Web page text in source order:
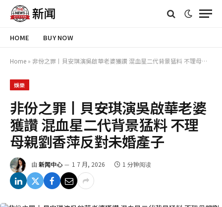
HOME BUY NOW
Home » 非份之罪丨貝安琪演吳啟華老婆獲讚 混血星二代背景猛料 不理母親劉香萍反對未婚產子
娛樂
非份之罪丨貝安琪演吳啟華老婆
獲讚 混血星二代背景猛料 不理
母親劉香萍反對未婚產子
由 新闻中心 1 7 月, 2026 1 分钟阅读